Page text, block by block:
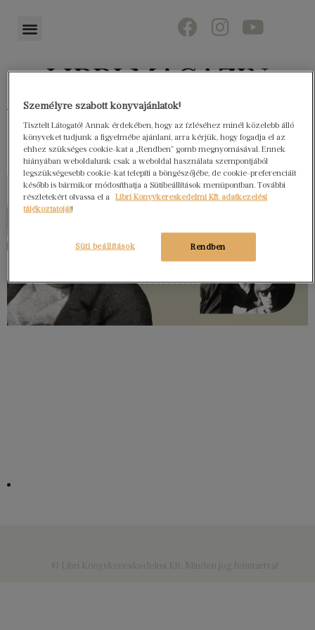
Könyvektől az olvasókig
Személyre szabott könyvajánlatok!
Tisztelt Látogató! Annak érdekében, hogy az ízléséhez minél közelebb álló
könyveket tudjunk a figyelmébe ajánlani, arra kérjük, hogy fogadja el az
ehhez szükséges cookie-kat a „Rendben” gomb megnyomásával. Ennek
hiányában weboldalunk csak a weboldal használata szempontjából
legszükségesebb cookie-kat telepíti a böngészőjébe, de cookie-preferenciáit
később is bármikor módosíthatja a Sütibeállítások menüpontban. További
részletekért olvassa el a
Libri Könyvkereskedelmi Kft. adatkezelési
tájékoztatóját!
Rendben
Süti beállítások